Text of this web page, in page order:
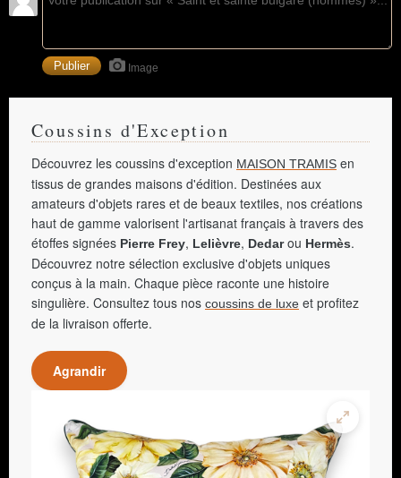
Image
Coussins d'Exception
Découvrez les coussins d'exception MAISON TRAMIS en
tissus de grandes maisons d'édition. Destinées aux
amateurs d'objets rares et de beaux textiles, nos créations
haut de gamme valorisent l'artisanat français à travers des
étoffes signées Pierre Frey, Lelièvre, Dedarou Hermès.
Découvrez notre sélection exclusive d'objets uniques
conçus à la main. Chaque pièce raconte une histoire
singulière. Consultez tous nos coussins de luxe et profitez
de la livraison offerte.
Agrandir